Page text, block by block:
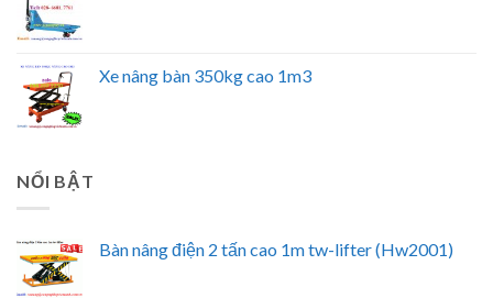
Xe nâng bàn 350kg cao 1m3
NỔI BẬT
Bàn nâng điện 2 tấn cao 1m tw-lifter (Hw2001)